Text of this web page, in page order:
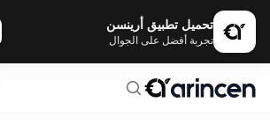
تحميل تطبيق أرينسن
تجربة أفضل على الجوال